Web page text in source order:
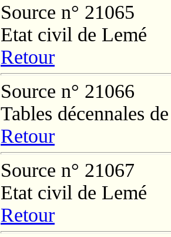
Source n° 21065
Etat civil de Lemé
Retour
Source n° 21066
Tables décennales
Retour
Source n° 21067
Etat civil de Lemé
Retour